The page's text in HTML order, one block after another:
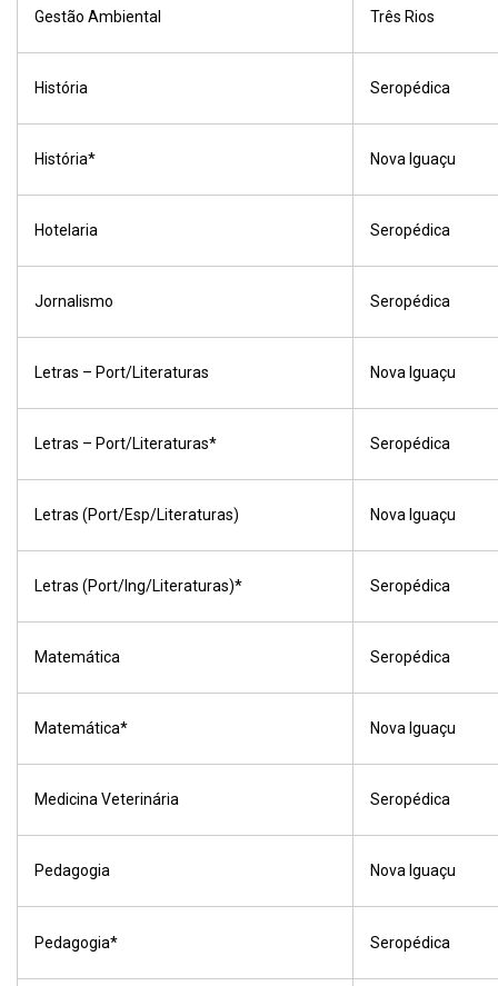
Gestão Ambiental Três Rios
História Seropédica
História* Nova Iguaçu
Hotelaria Seropédica
Jornalismo Seropédica
Letras – Port/Literaturas Nova Iguaçu
Letras – Port/Literaturas* Seropédica
Letras (Port/Esp/Literaturas) Nova Iguaçu
Letras (Port/Ing/Literaturas)* Seropédica
Matemática Seropédica
Matemática* Nova Iguaçu
Medicina Veterinária Seropédica
Pedagogia Nova Iguaçu
Pedagogia* Seropédica